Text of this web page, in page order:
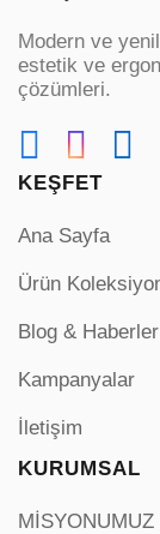
Modern ve
estetik ve
çözümleri.
KEŞFET
Ana Sayfa
Ürün
Blog & Haberler
Kampanyalar
İletişim
KURUMSAL